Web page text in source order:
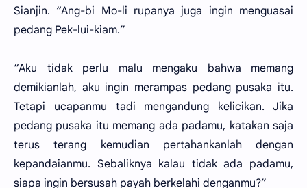
Sianjin. “Ang-bi Mo-li rupanya juga ingin menguasai
pedang Pek-lui-kiam.”
“Aku tidak perlu malu mengaku bahwa memang
demikianlah, aku ingin merampas pedang pusaka itu.
Tetapi ucapanmu tadi mengandung kelicikan. Jika
pedang pusaka itu memang ada padamu, katakan saja
terus terang kemudian pertahankanlah dengan
kepandaianmu. Sebaliknya kalau tidak ada padamu,
siapa ingin bersusah payah berkelahi denganmu?”